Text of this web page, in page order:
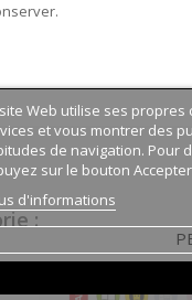
:
Web utilise ses
et vous montrer des
de navigation. Pour
sur le bouton
d'informations